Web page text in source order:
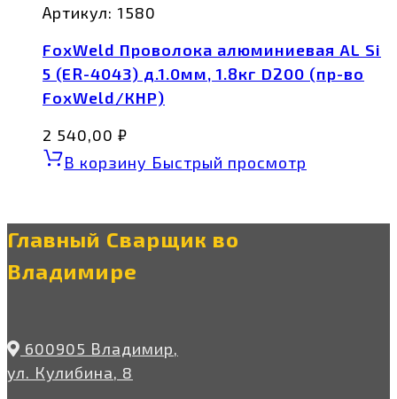
Артикул: 1580
FoxWeld Проволока алюминиевая AL Si
5 (ER-4043) д.1.0мм, 1.8кг D200 (пр-во
FoxWeld/КНР)
2 540,00 ₽
В корзину Быстрый просмотр
Главный Сварщик во
Владимире
600905 Владимир,
ул. Кулибина, 8